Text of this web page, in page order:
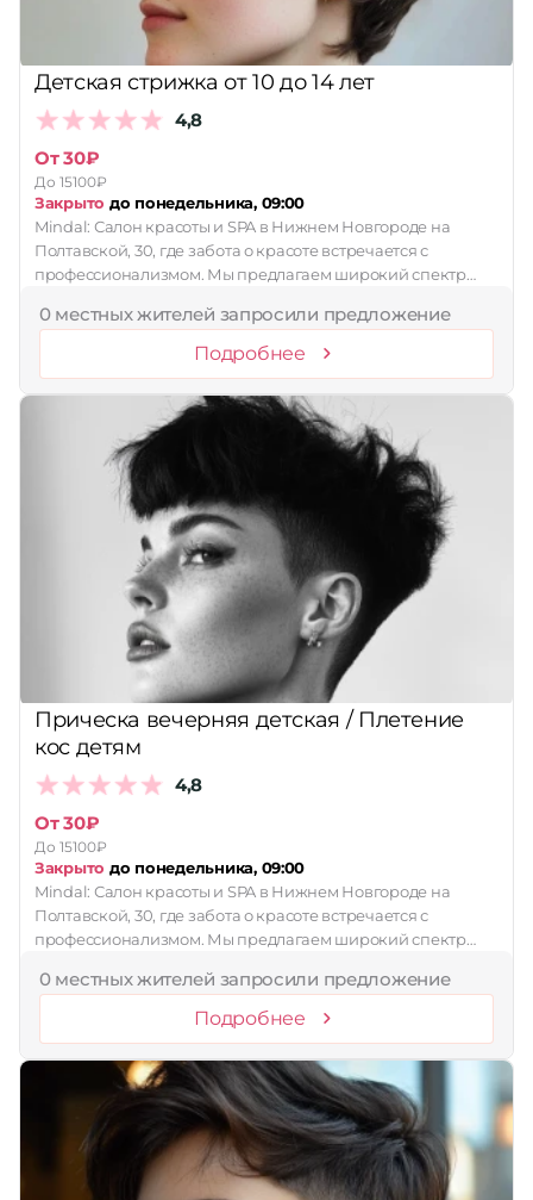
Детская стрижка от 10 до 14 лет
4,8
От 30₽
До 15100₽
Закрыто до понедельника, 09:00
Mindal: Салон красоты и SPA в Нижнем Новгороде на
Полтавской, 30, где забота о красоте встречается с
профессионализмом. Мы предлагаем широкий спектр…
0 местных жителей запросили предложение
Подробнее
Прическа вечерняя детская / Плетение
кос детям
4,8
От 30₽
До 15100₽
Закрыто до понедельника, 09:00
Mindal: Салон красоты и SPA в Нижнем Новгороде на
Полтавской, 30, где забота о красоте встречается с
профессионализмом. Мы предлагаем широкий спектр…
0 местных жителей запросили предложение
Подробнее